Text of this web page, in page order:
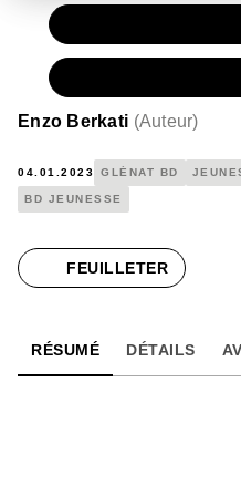
Enzo Berkati (Auteur)
04.01.2023 GLÉNAT BD
BD JEUNESSE
FEUILLETER
RÉSUMÉ DÉTAILS